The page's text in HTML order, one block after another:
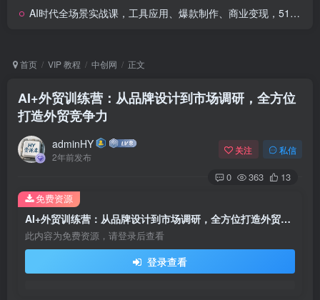
AI时代全场景实战课，工具应用、爆款制作、商业变现，51节掌握月入2万+
首页 VIP 教程 中创网 正文
AI+外贸训练营：从品牌设计到市场调研，全方位
打造外贸竞争力
adminHY
2年前发布
关注 私信
0 363 13
AI+外贸训练营：从品牌设计到市场调研，全方位打造外贸竞争力
此内容为免费资源，请登录后查看
登录查看
免费资源